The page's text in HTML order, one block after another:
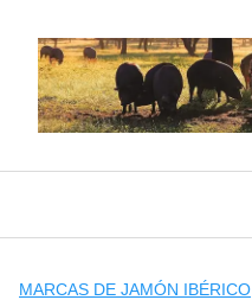
contenido
MARCAS DE JAMÓN IBÉRICO